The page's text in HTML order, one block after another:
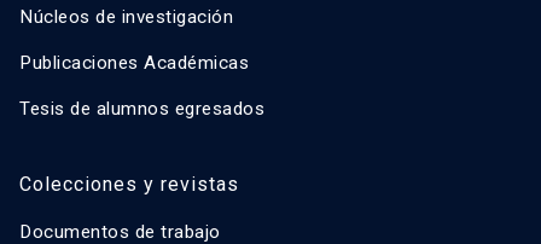
Núcleos de investigación
Publicaciones Académicas
Tesis de alumnos egresados
Colecciones y revistas
Documentos de trabajo